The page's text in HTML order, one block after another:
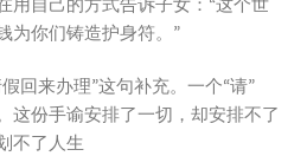
为你们铸造护身符。”
回来办理”这句补充。一个“请”
这份手谕安排了一切，却安排不了
不了人生